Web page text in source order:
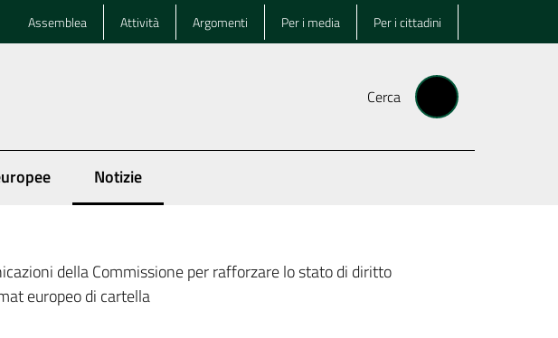
Assemblea Attività Argomenti Per i media Per i cittadini
Cerca
Notizie
Menu selezionato
della Commissione per rafforzare lo stato di diritto
europeo di cartella